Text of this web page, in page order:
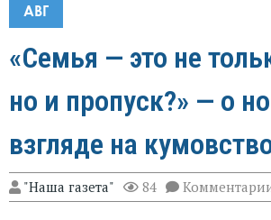
АВГ
«Семья — это не
но и пропуск?» — о
взгляде на
"Наша газета" 84